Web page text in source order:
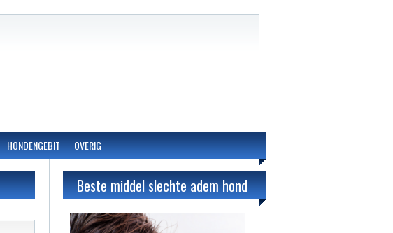
HONDENGEBIT OVERIG
Beste middel slechte adem hond